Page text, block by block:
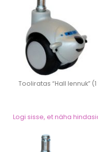
Tooliratas “Hall lennuk” (1
Logi sisse, et näha